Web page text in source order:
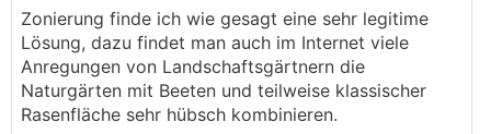
Zonierung finde ich wie gesagt eine sehr legitime
Lösung, dazu findet man auch im Internet viele
Anregungen von Landschaftsgärtnern die
Naturgärten mit Beeten und teilweise klassischer
Rasenfläche sehr hübsch kombinieren.